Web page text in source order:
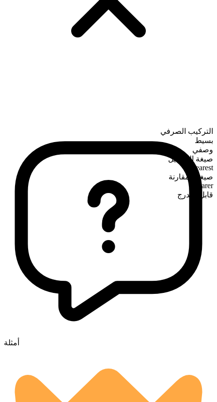
التركيب الصرفي
بسيط
وصفي
صيغة التفضيل
clearest
صيغة المقارنة
clearer
قابل للتدرج
أمثلة